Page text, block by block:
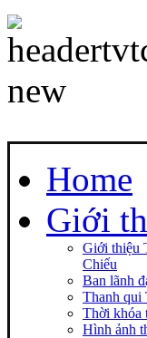
Home
Giới
Giới thiệu
Chiếu
Ban lãnh
Thanh qui
Thời khóa
Hình ảnh